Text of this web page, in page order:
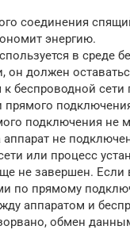
соединения
энергию.
в среде
он должен
беспроводной сети
прямого
подключения не
аппарат не
или процесс
не завершен. Если
по прямому
аппаратом и
обмен